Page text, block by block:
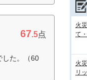
67.5点
した。（60
火
て
火
リ